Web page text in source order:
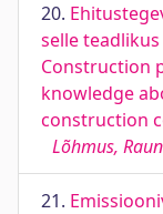
20.
selle
Construction
knowledge
construction
Lõhmus,
21.